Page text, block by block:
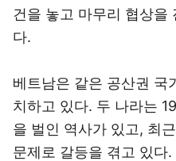
건을 놓고 마무리 협상을
다.
베트남은 같은 공산권 국
치하고 있다. 두 나라는
을 벌인 역사가 있고, 최
문제로 갈등을 겪고 있다